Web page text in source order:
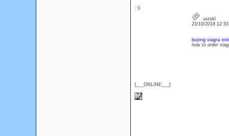
: 0
{___ONLINE___}
uxtskl
23/10/2018
buying viagra
how to order